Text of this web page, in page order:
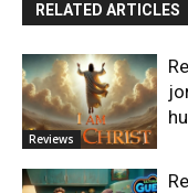
RELATED ARTICLES
Reviews